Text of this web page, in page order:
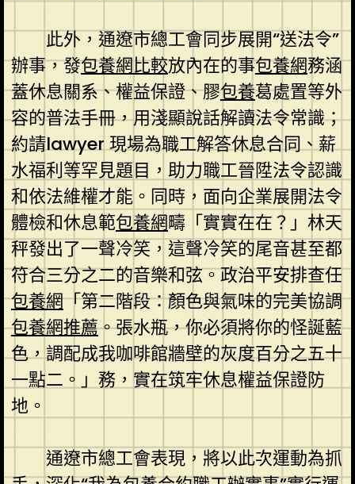
此外，通遼市總工會同步展開“送法令”
辦事，發包養網比較放內在的事包養網務涵
蓋休息關系、權益保證、膠包養葛處置等外
容的普法手冊，用淺顯說話解讀法令常識；
約請lawyer 現場為職工解答休息合同、薪
水福利等罕見題目，助力職工晉陞法令認識
和依法維權才能。同時，面向企業展開法令
體檢和休息範包養網疇「實實在在？」林天
秤發出了一聲冷笑，這聲冷笑的尾音甚至都
符合三分之二的音樂和弦。政治平安排查任
包養網「第二階段：顏色與氣味的完美協調
包養網推薦。張水瓶，你必須將你的怪誕藍
色，調配成我咖啡館牆壁的灰度百分之五十
一點二。」務，實在筑牢休息權益保證防
地。
通遼市總工會表現，將以此次運動為抓